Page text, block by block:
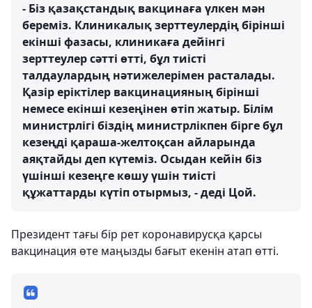
- Біз қазақстандық вакцинаға үлкен мән
береміз. Клиникалық зерттеулердің бірінші
екінші фазасы, клиникаға дейінгі
зерттеулер сәтті өтті, бұл тиісті
талдаулардың нәтижелерімен расталады.
Қазір еріктілер вакцинацияның бірінші
немесе екінші кезеңінен өтіп жатыр. Білім
министрлігі біздің министрлікпен бірге бұл
кезеңді қараша-желтоқсан айларында
аяқтайды деп күтеміз. Осыдан кейін біз
үшінші кезеңге көшу үшін тиісті
құжаттарды күтіп отырмыз, - деді Цой.
Президент тағы бір рет коронавирусқа қарсы
вакцинация өте маңызды бағыт екенін атап өтті.